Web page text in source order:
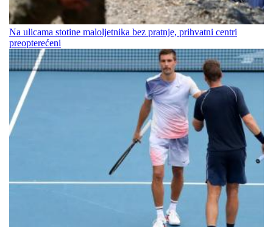
Na ulicama stotine maloljetnika bez pratnje, prihvatni centri
preopterećeni